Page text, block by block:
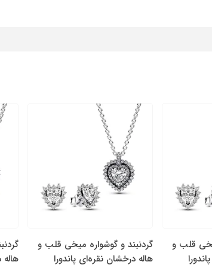
قلب و
گردنبند و گوشواره میخی قلب و
هاله درخشان نقره‌ای پاندورا